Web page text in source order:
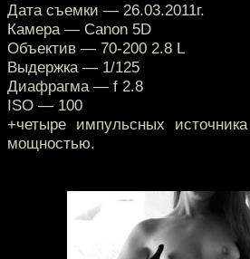
Дата съемки — 26.03.2011г.
Камера — Canon 5D
Объектив — 70-200 2.8 L
Выдержка — 1/125
Диафрагма — f 2.8
ISO — 100
+четыре импульсных
мощностью.